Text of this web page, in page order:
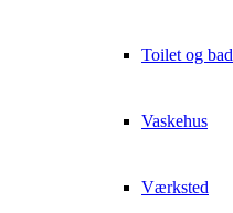
Toilet og bad
Vaskehus
Værksted